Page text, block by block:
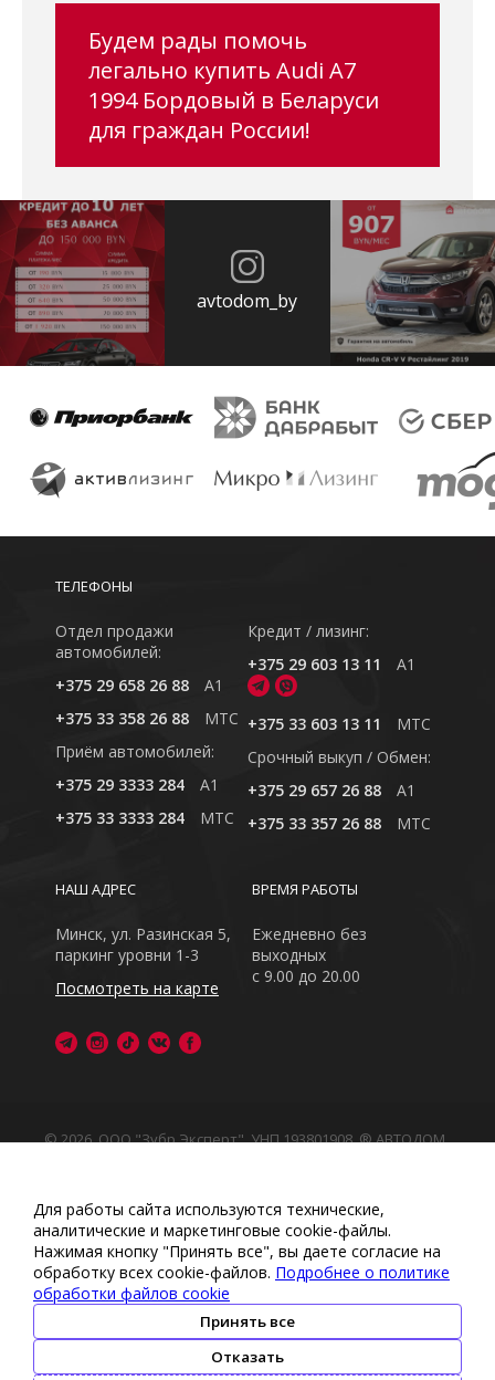
Будем рады помочь
легально купить Audi A7
1994 Бордовый в Беларуси
для граждан России!
avtodom_by
ТЕЛЕФОНЫ
Отдел продажи
автомобилей:
+375 29 658 26 88
A1
+375 33 358 26 88
MTC
Приём автомобилей:
+375 29 3333 284
A1
+375 33 3333 284
MTC
Кредит / лизинг:
+375 29 603 13 11
A1
+375 33 603 13 11
MTC
Cрочный выкуп / Обмен:
+375 29 657 26 88
A1
+375 33 357 26 88
MTC
ВРЕМЯ РАБОТЫ
Ежедневно без
выходных
с 9.00 до 20.00
НАШ АДРЕС
Минск, ул. Разинская 5,
паркинг уровни 1-3
Посмотреть на карте
© 2026, ООО "Зубр Эксперт", УНП 193801908. ® АВТОДОМ
сайт носит исключительно информационный характер
Любое использование либо копирование материалов
или подборки материалов сайта, элементов дизайна и
оформления запрещено
Политика обработки персональных данных
обработки файлов cookie•Политика видеонаблюдения
•Условия обработки персональных данных
Для работы сайта используются технические,
аналитические и маркетинговые сооkіе-файлы.
Нажимая кнопку "Принять все", вы даете согласие на
обработку всех cookie-файлов. Подробнее о политике
обработки файлов cookie
Принять все
Отказать